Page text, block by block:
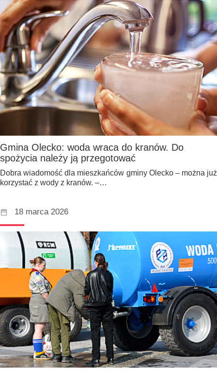
Gmina Olecko: woda wraca do kranów. Do
spożycia należy ją przegotować
Dobra wiadomość dla mieszkańców gminy Olecko – można już
korzystać z wody z kranów. –…
18 marca 2026